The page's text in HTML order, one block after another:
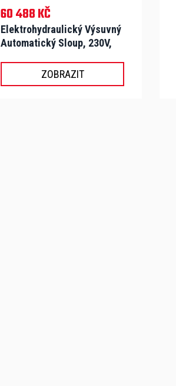
60 488 KČ
Elektrohydraulický Výsuvný
Automatický Sloup, 230V,
500mm - VIGILO 2250
ZOBRAZIT